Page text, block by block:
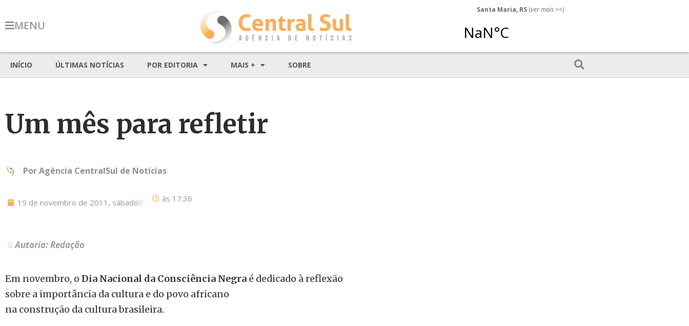
MENU
Santa Maria, RS (ver mais >>)
INÍCIO ÚLTIMAS NOTÍCIAS POR EDITORIA MAIS + SOBRE
Um mês para refletir
PorAgência CentralSul de Notícias
19 de novembro de 2011, sábado às 17:36
Autoria: Redação
Em novembro, oDia Nacional da Consciência Negra é dedicado à reflexão
sobre a importância da cultura e do povo africano
na construção da cultura brasileira.